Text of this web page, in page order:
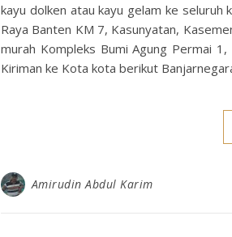
kayu dolken atau kayu gelam ke seluruh
Raya Banten KM 7, Kasunyatan,
murah Kompleks Bumi Agung Permai
Kiriman ke Kota kota berikut
Amirudin Abdul Karim